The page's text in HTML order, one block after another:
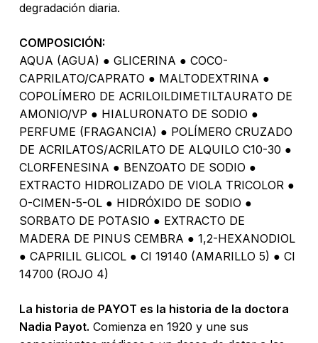
No hay productos en el carrito.
Go To Shop
degradación diaria.
COMPOSICIÓN:
AQUA (AGUA) ● GLICERINA ● COCO-
CAPRILATO/CAPRATO ● MALTODEXTRINA ●
COPOLÍMERO DE ACRILOILDIMETILTAURATO DE
AMONIO/VP ● HIALURONATO DE SODIO ●
PERFUME (FRAGANCIA) ● POLÍMERO CRUZADO
DE ACRILATOS/ACRILATO DE ALQUILO C10-30 ●
CLORFENESINA ● BENZOATO DE SODIO ●
EXTRACTO HIDROLIZADO DE VIOLA TRICOLOR ●
O-CIMEN-5-OL ● HIDRÓXIDO DE SODIO ●
SORBATO DE POTASIO ● EXTRACTO DE
MADERA DE PINUS CEMBRA ● 1,2-HEXANODIOL
● CAPRILIL GLICOL ● CI 19140 (AMARILLO 5) ● CI
14700 (ROJO 4)
La historia de PAYOT es la historia de la doctora
Nadia Payot. Comienza en 1920 y une sus